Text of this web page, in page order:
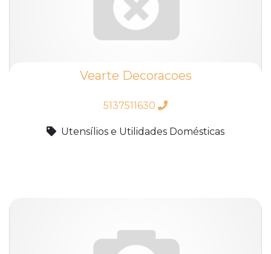
Vearte Decoracoes
5137511630
Utensílios e Utilidades Domésticas